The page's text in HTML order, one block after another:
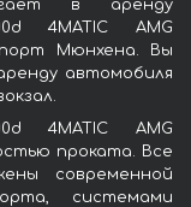
в аренду
4MATIC AMG
Мюнхена. Вы
автомобиля
4MATIC AMG
проката. Все
современной
системами